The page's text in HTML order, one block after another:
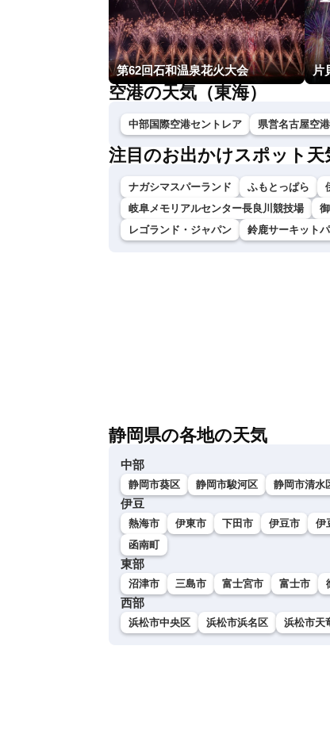
第62回石和温泉花火大会
空港の天気（東海）
中部国際空港セントレア 県営名古屋空港
注目のお出かけスポット天
ナガシマスパーランド ふもとっぱら
岐阜メモリアルセンター長良川競技場
レゴランド・ジャパン
鈴鹿サーキット
静岡県の各地の天気
中部
静岡市葵区 静岡市駿河区 静岡市清水
伊豆
熱海市 伊東市 下田市 伊豆市 伊
函南町
東部
沼津市 三島市 富士宮市 富士市
西部
浜松市中央区 浜松市浜名区 浜松市天